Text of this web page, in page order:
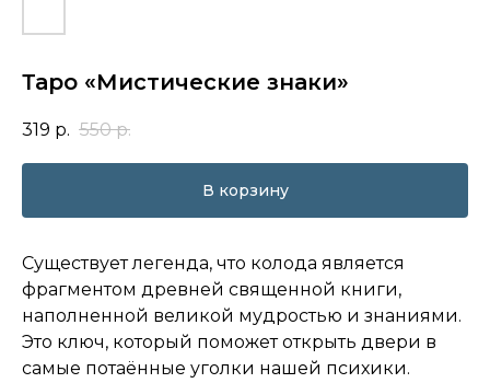
Таро «Мистические знаки»
319 р. 550 р.
В корзину
Существует легенда, что колода является
фрагментом древней священной книги,
наполненной великой мудростью и знаниями.
Это ключ, который поможет открыть двери в
самые потаённые уголки нашей психики.